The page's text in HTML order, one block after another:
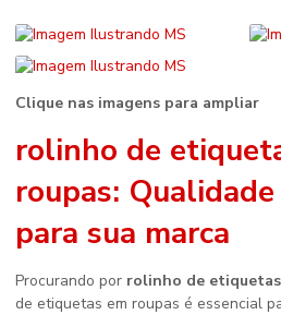
Clique nas imagens para ampliar
rolinho de
roupas:
para sua marca
Procurando por rolinho de
de etiquetas em roupas é essencial